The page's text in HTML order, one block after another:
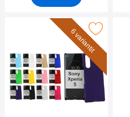
6 variantit
Merkitse hardcase Kotelo Sony